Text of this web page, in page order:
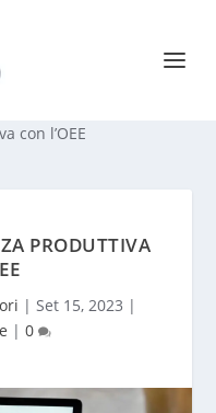
con l’OEE
PRODUTTIVA
| Set 15, 2023 |
| 0